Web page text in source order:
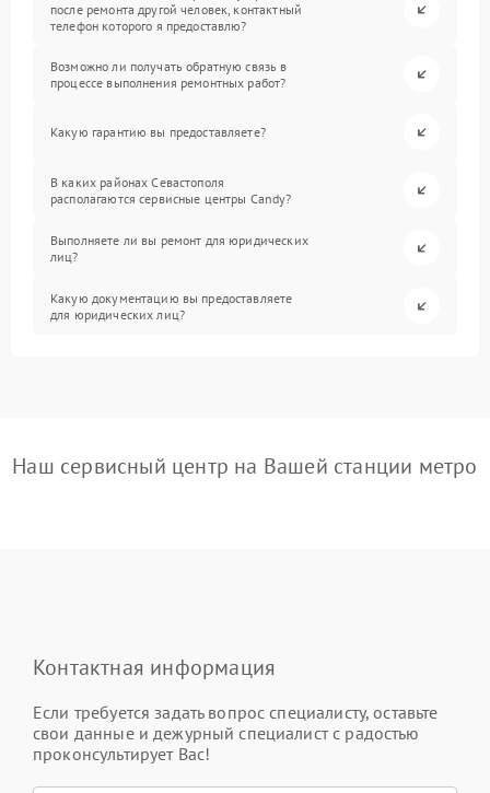
после ремонта другой человек, контактный
телефон которого я предоставлю?
Возможно ли получать обратную связь в
процессе выполнения ремонтных работ?
Какую гарантию вы предоставляете?
В каких районах Севастополя
располагаются сервисные центры Candy?
Выполняете ли вы ремонт для юридических
лиц?
Какую документацию вы предоставляете
для юридических лиц?
Наш сервисный центр на Вашей станции метро
Контактная информация
Если требуется задать вопрос специалисту, оставьте
свои данные и дежурный специалист с радостью
проконсультирует Вас!